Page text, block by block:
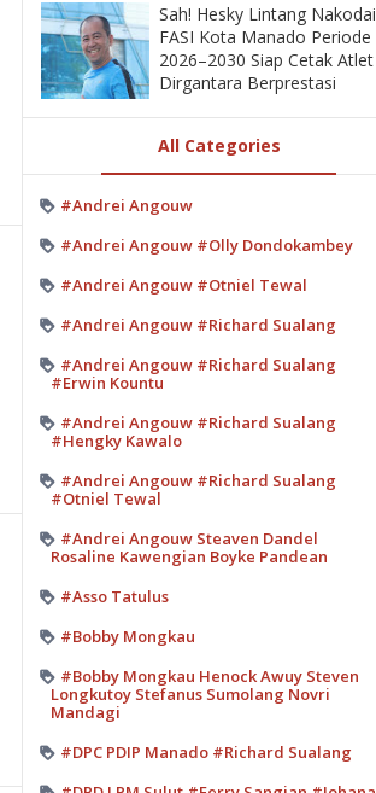
‎Sah! Hesky Lintang Nakodai
FASI Kota Manado Periode
2026–2030 Siap Cetak Atlet
Dirgantara Berprestasi
All Categories
#Andrei Angouw
#Andrei Angouw #Olly Dondokambey
#Andrei Angouw #Otniel Tewal
#Andrei Angouw #Richard Sualang
#Andrei Angouw #Richard Sualang
#Erwin Kountu
#Andrei Angouw #Richard Sualang
#Hengky Kawalo
#Andrei Angouw #Richard Sualang
#Otniel Tewal
#Andrei Angouw Steaven Dandel
Rosaline Kawengian Boyke Pandean
#Asso Tatulus
#Bobby Mongkau
#Bobby Mongkau Henock Awuy Steven
Longkutoy Stefanus Sumolang Novri
Mandagi
#DPC PDIP Manado #Richard Sualang